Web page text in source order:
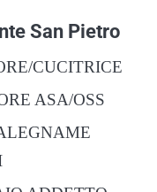
San Pietro
CUCITRICE
ASA/OSS